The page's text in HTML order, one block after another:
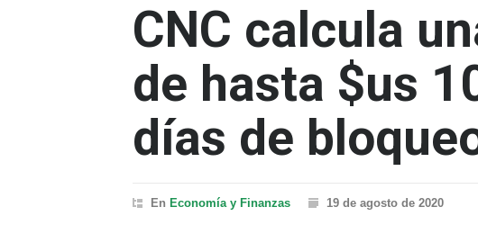
CNC calcula
de hasta $us
días de
En Economía y Finanzas 19 de agosto de 2020